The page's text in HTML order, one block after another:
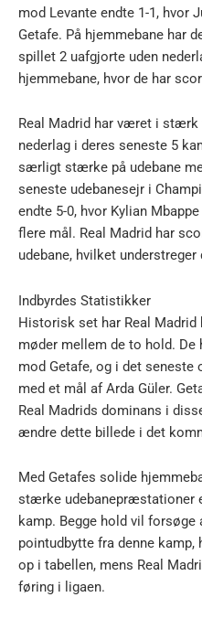
mod Levante endte 1-1, hvor
Getafe. På hjemmebane har
spillet 2 uafgjorte uden
hjemmebane, hvor de har
Real Madrid har været i stærk
nederlag i deres seneste 5
særligt stærke på udebane
seneste udebanesejr i
endte 5-0, hvor Kylian
flere mål. Real Madrid har
udebane, hvilket
Indbyrdes Statistikker
Historisk set har Real
møder mellem de to hold. De
mod Getafe, og i det seneste
med et mål af Arda Güler.
Real Madrids dominans i
ændre dette billede i det
Med Getafes solide
stærke udebanepræstationer
kamp. Begge hold vil forsøge
pointudbytte fra denne kamp,
op i tabellen, mens Real
føring i ligaen.